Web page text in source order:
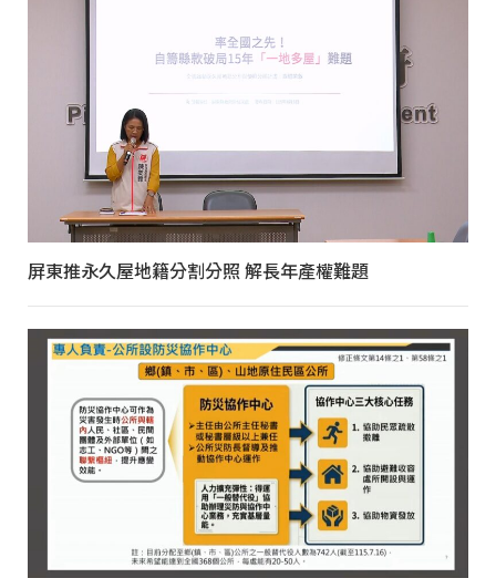
屏東推永久屋地籍分割分照 解長年產權難題